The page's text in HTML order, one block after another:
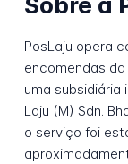
PosLaju opera
encomendas
uma subsidiária
Laju (M) Sdn.
o serviço foi